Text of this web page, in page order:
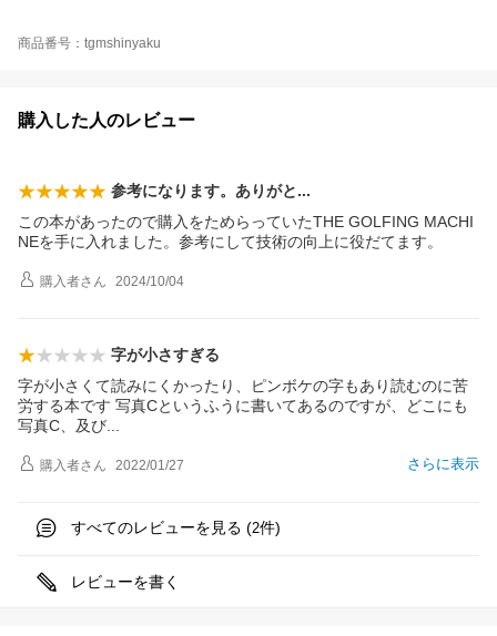
商品番号：tgmshinyaku
購入した人のレビュー
参考になります。ありがと
この本があったので購入をためらっていたTHE GOLFING MACHI
NEを手に入れました。参考にして技術の向上に役だてます。
購入者さん 2024/10/04
字が小さすぎる
字が小さくて読みにくかったり、ピンボケの字もあり読むのに苦
労する本です 写真Cというふうに書いてあるのですが、どこにも
写真C、及び
さらに表示
購入者さん 2022/01/27
すべてのレビューを見る (2件)
レビューを書く